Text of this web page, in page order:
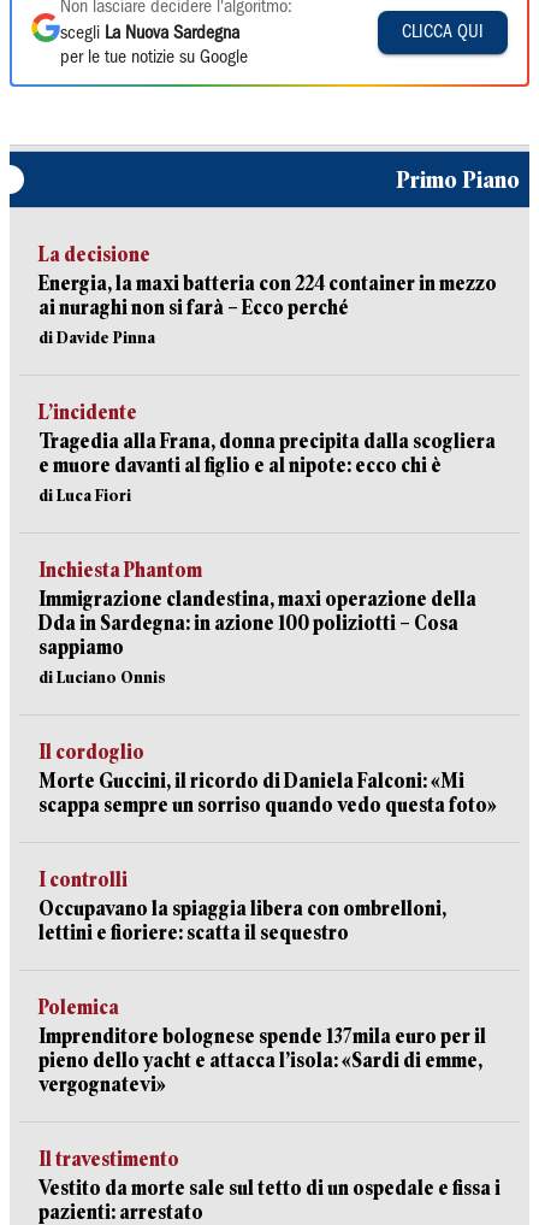
Non lasciare decidere l'algoritmo:
scegli La Nuova Sardegna
per le tue notizie su Google
CLICCA QUI
Primo Piano
La decisione
Energia, la maxi batteria con 224 container in mezzo
ai nuraghi non si farà – Ecco perché
di Davide Pinna
L’incidente
Tragedia alla Frana, donna precipita dalla scogliera
e muore davanti al figlio e al nipote: ecco chi è
di Luca Fiori
Inchiesta Phantom
Immigrazione clandestina, maxi operazione della
Dda in Sardegna: in azione 100 poliziotti – Cosa
sappiamo
di Luciano Onnis
Il cordoglio
Morte Guccini, il ricordo di Daniela Falconi: «Mi
scappa sempre un sorriso quando vedo questa foto»
I controlli
Occupavano la spiaggia libera con ombrelloni,
lettini e fioriere: scatta il sequestro
Polemica
Imprenditore bolognese spende 137mila euro per il
pieno dello yacht e attacca l’isola: «Sardi di emme,
vergognatevi»
Il travestimento
Vestito da morte sale sul tetto di un ospedale e fissa i
pazienti: arrestato